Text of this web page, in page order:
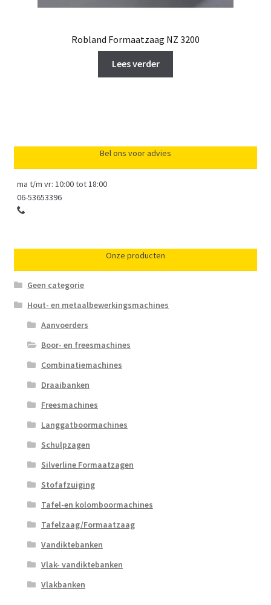
Robland Formaatzaag NZ 3200
Lees verder
Bel ons voor advies
ma t/m vr: 10:00 tot 18:00
06-53653396
Onze producten
Geen categorie
Hout- en metaalbewerkingsmachines
Aanvoerders
Boor- en freesmachines
Combinatiemachines
Draaibanken
Freesmachines
Langgatboormachines
Schulpzagen
Silverline Formaatzagen
Stofafzuiging
Tafel-en kolomboormachines
Tafelzaag/Formaatzaag
Vandiktebanken
Vlak- vandiktebanken
Vlakbanken